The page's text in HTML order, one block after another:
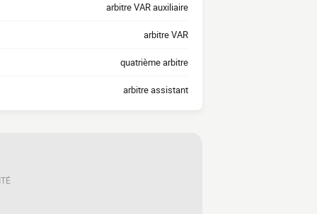
arbitre VAR auxiliaire
arbitre VAR
quatrième arbitre
arbitre assistant